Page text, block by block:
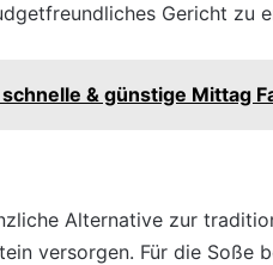
Gericht zu
schnelle & günstige Mittag
Alternative zur
versorgen. Für die Soße